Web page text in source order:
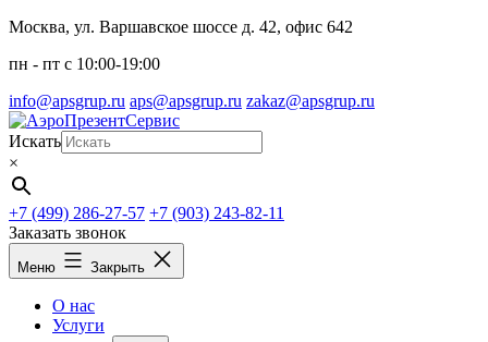
Перейти
содержимому
Москва, ул. Варшавское шоссе д. 42, офис 642
пн - пт c 10:00-19:00
info@apsgrup.ru aps@apsgrup.ru zakaz@apsgrup.ru
Искать
×
+7 (499) 286-27-57 +7 (903) 243-82-11
Заказать звонок
Меню Закрыть
О нас
Услуги